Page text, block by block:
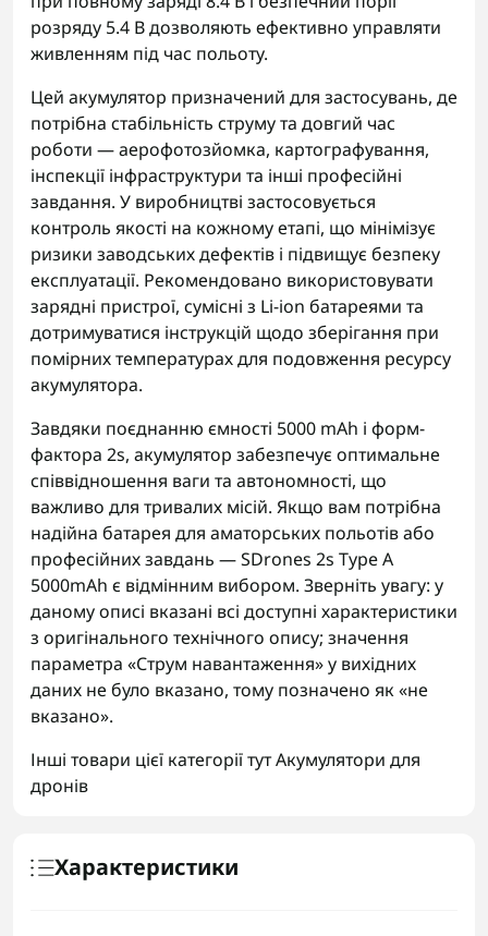
розряду 5.4 В дозволяють ефективно управляти
живленням під час польоту.
Цей акумулятор призначений для застосувань, де
потрібна стабільність струму та довгий час
роботи — аерофотозйомка, картографування,
інспекції інфраструктури та інші професійні
завдання. У виробництві застосовується
контроль якості на кожному етапі, що мінімізує
ризики заводських дефектів і підвищує безпеку
експлуатації. Рекомендовано використовувати
зарядні пристрої, сумісні з Li-ion батареями та
дотримуватися інструкцій щодо зберігання при
помірних температурах для подовження ресурсу
акумулятора.
Завдяки поєднанню ємності 5000 mAh і форм-
фактора 2s, акумулятор забезпечує оптимальне
співвідношення ваги та автономності, що
важливо для тривалих місій. Якщо вам потрібна
надійна батарея для аматорських польотів або
професійних завдань — SDrones 2s Type A
5000mAh є відмінним вибором. Зверніть увагу: у
даному описі вказані всі доступні характеристики
з оригінального технічного опису; значення
параметра «Струм навантаження» у вихідних
даних не було вказано, тому позначено як «не
вказано».
Інші товари цієї категорії тутАкумулятори для
дронів
Характеристики